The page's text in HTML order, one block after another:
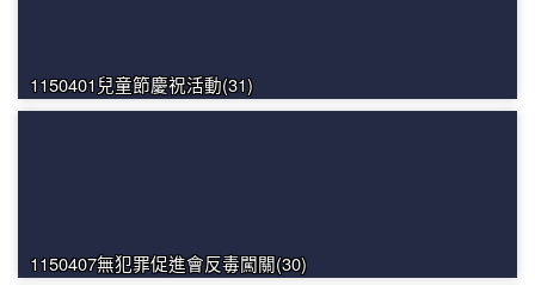
1150401兒童節慶祝活動(31)
1150407無犯罪促進會反毒闖關(30)